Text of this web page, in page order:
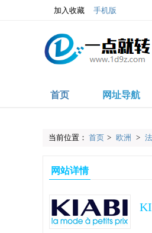
加入收藏 手机版
首页 网址导航
当前位置： 首页 > 欧洲 >
网站详情